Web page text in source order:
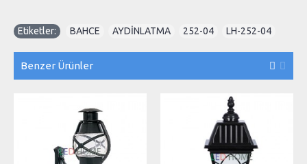
Etiketler: BAHCE AYDİNLATMA 252-04 LH-252-04
Benzer Ürünler